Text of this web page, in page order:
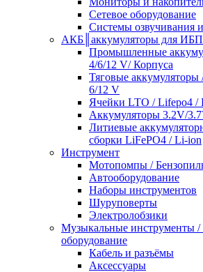
Сетевое оборудование
Системы озвучивания
АКБ║аккумуляторы для
Промышленные
4/6/12 V/ Корпуса
Тяговые
6/12 V
Ячейки LTO / Lifepo4 /
Аккумуляторы 3.2V/
Литиевые
сборки LiFePO4 / Li-ion
Инструмент
Мотопомпы /
Автооборудование
Наборы инструментов
Шуруповерты
Электролобзики
Музыкальные инструменты /
оборудование
Кабель и разъёмы
Аксессуары